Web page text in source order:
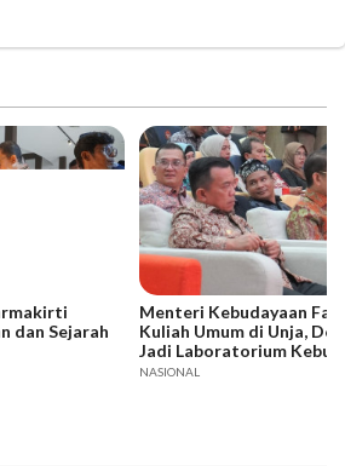
dan Sejarah
Menteri Kebudayaan
Kuliah Umum di Unja,
Jadi Laboratorium
NASIONAL